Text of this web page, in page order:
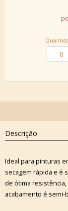
Descrição
Ideal para pinturas
secagem rápida e é
de ótima
acabamento é semi-